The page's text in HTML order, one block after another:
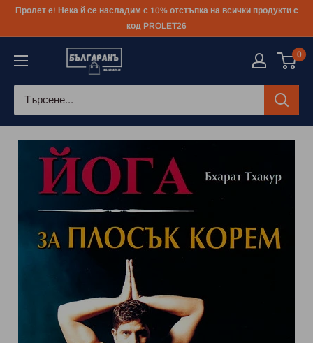
КъмПролет е! Нека й се насладим с 10% отстъпка на всички продукти с
код PROLET26
0